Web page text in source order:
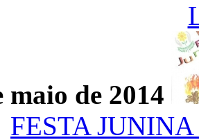
maio de 2014
FESTA